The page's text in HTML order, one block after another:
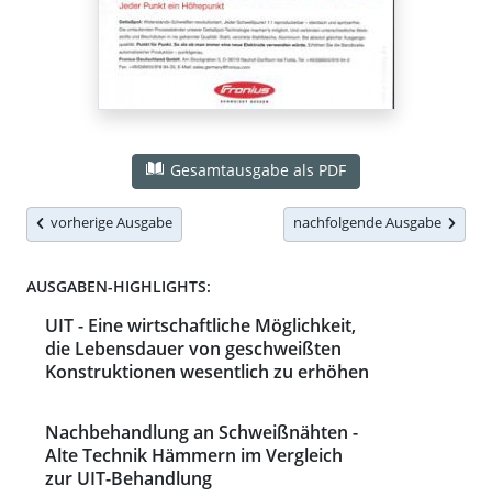
Gesamtausgabe als PDF
vorherige Ausgabe nachfolgende Ausgabe
AUSGABEN-HIGHLIGHTS:
UIT - Eine wirtschaftliche Möglichkeit,
die Lebensdauer von geschweißten
Konstruktionen wesentlich zu erhöhen
Nachbehandlung an Schweißnähten -
Alte Technik Hämmern im Vergleich
zur UIT-Behandlung